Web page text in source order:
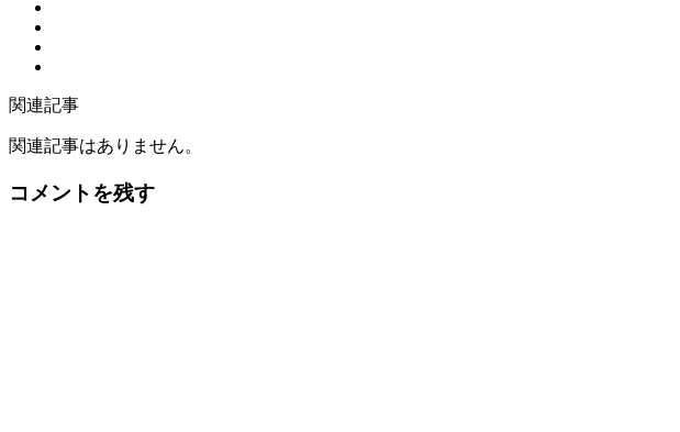
関連記事
関連記事はありません。
コメントを残す